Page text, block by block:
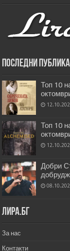
Последни
Топ 10
Топ 10
Добри
Лира.бг
За нас
Контакти